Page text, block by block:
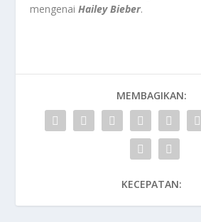
mengenaiHailey Bieber.
MEMBAGIKAN:
KECEPATAN: